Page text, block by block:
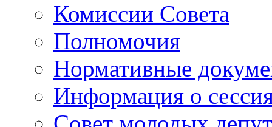
Комиссии Совета
Полномочия
Нормативные
Информация о